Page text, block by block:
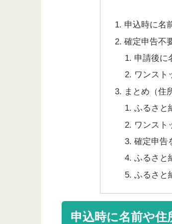
申込時に名
確定申告不
申請後に
ワンスト
まとめ（住
ふるさと
ワンスト
確定申告
ふるさと
ふるさと
申込時に名前や住